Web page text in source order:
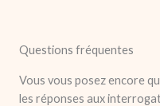
Questions fréquentes
Vous vous posez encore
les réponses aux